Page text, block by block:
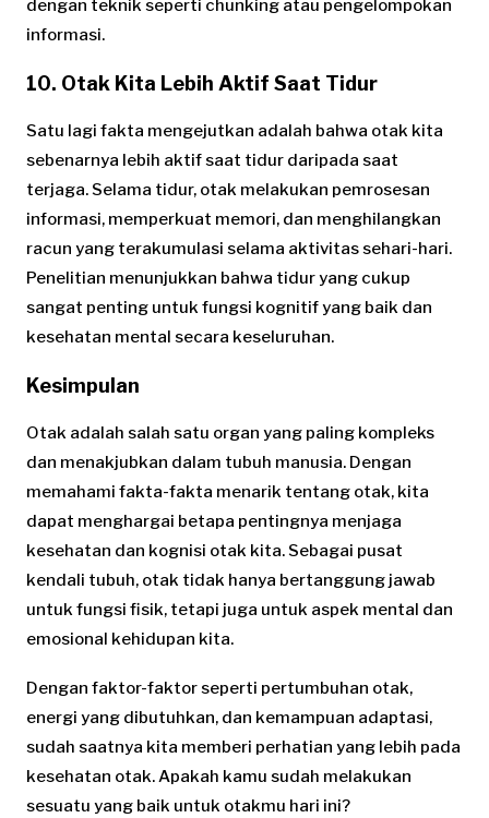
dengan teknik seperti chunking atau pengelompokan
informasi.
10. Otak Kita Lebih Aktif Saat Tidur
Satu lagi fakta mengejutkan adalah bahwa otak kita
sebenarnya lebih aktif saat tidur daripada saat
terjaga. Selama tidur, otak melakukan pemrosesan
informasi, memperkuat memori, dan menghilangkan
racun yang terakumulasi selama aktivitas sehari-hari.
Penelitian menunjukkan bahwa tidur yang cukup
sangat penting untuk fungsi kognitif yang baik dan
kesehatan mental secara keseluruhan.
Kesimpulan
Otak adalah salah satu organ yang paling kompleks
dan menakjubkan dalam tubuh manusia. Dengan
memahami fakta-fakta menarik tentang otak, kita
dapat menghargai betapa pentingnya menjaga
kesehatan dan kognisi otak kita. Sebagai pusat
kendali tubuh, otak tidak hanya bertanggung jawab
untuk fungsi fisik, tetapi juga untuk aspek mental dan
emosional kehidupan kita.
Dengan faktor-faktor seperti pertumbuhan otak,
energi yang dibutuhkan, dan kemampuan adaptasi,
sudah saatnya kita memberi perhatian yang lebih pada
kesehatan otak. Apakah kamu sudah melakukan
sesuatu yang baik untuk otakmu hari ini?